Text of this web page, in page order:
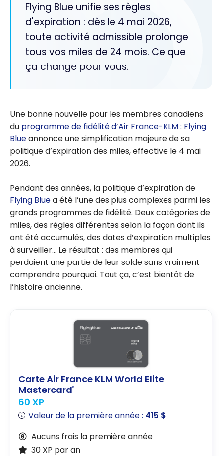
Flying Blue unifie ses règles
d'expiration : dès le 4 mai 2026,
toute activité admissible prolonge
tous vos miles de 24 mois. Ce que
ça change pour vous.
Une bonne nouvelle pour les membres canadiens
du programme de fidélité d’Air France-KLM : Flying
Blueannonce une simplification majeure de sa
politique d’expiration des miles, effective le 4 mai
2026.
Pendant des années, la politique d’expiration de
Flying Bluea été l’une des plus complexes parmi les
grands programmes de fidélité. Deux catégories de
miles, des règles différentes selon la façon dont ils
ont été accumulés, des dates d’expiration multiples
à surveiller… Le résultat : des membres qui
perdaient une partie de leur solde sans vraiment
comprendre pourquoi. Tout ça, c’est bientôt de
l’histoire ancienne.
Carte Air France KLM World Elite
Mastercard®
60 XP
Valeur de la première année : 415 $
Aucuns frais la première année
30 XP par an